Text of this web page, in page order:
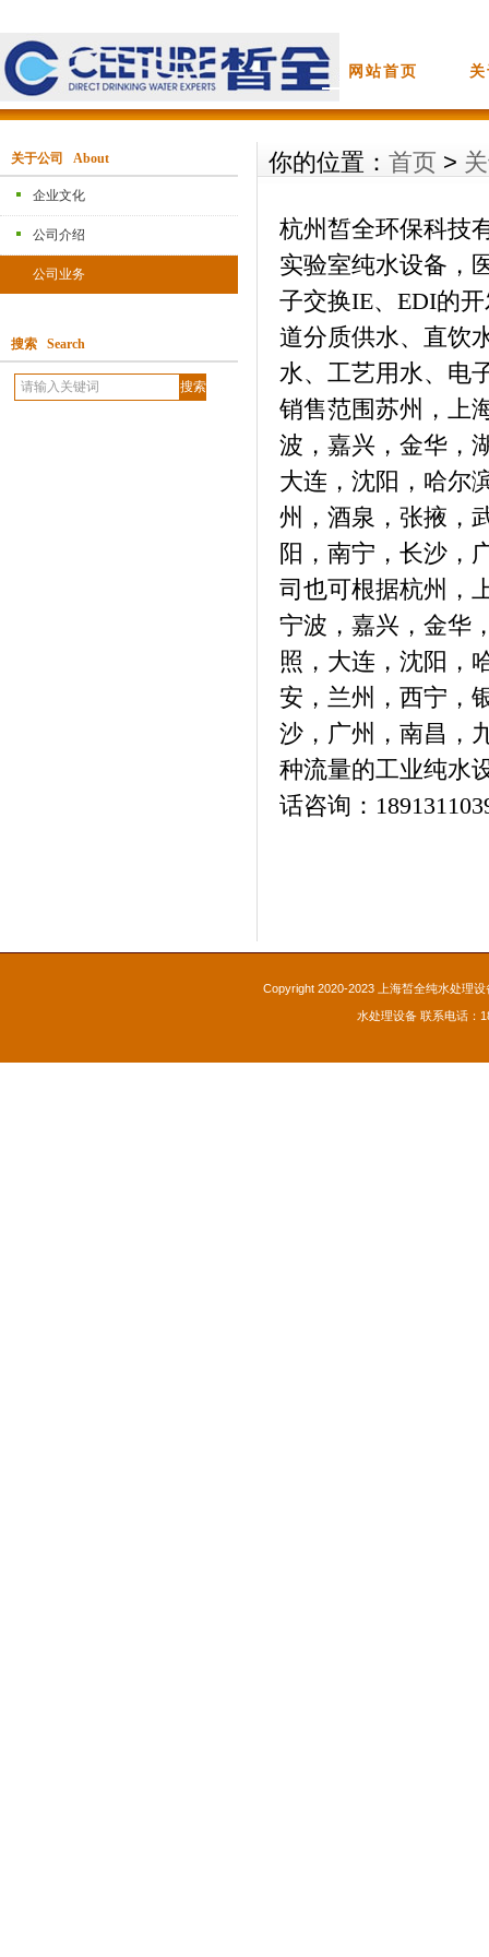
网站首页
关于公司 About
企业文化
公司介绍
公司业务
搜索 Search
你的位置： 首页 >
杭州皙全环保科技
实验室纯水设备，
子交换IE、 EDI的
道分质供水、直饮
水、工艺用水、电
销售范围苏州，上
波，嘉兴，金华，
大连，沈阳，哈尔
州，酒泉，张掖，
阳，南宁，长沙，
司也可根据杭州，
宁波，嘉兴，金华
照，大连，沈阳，
安，兰州，西宁，
沙，广州，南昌，
种流量的工业纯水
话咨询：
Copyright 2020-2023 上海皙全纯水处理
水处理设备 联系电话：